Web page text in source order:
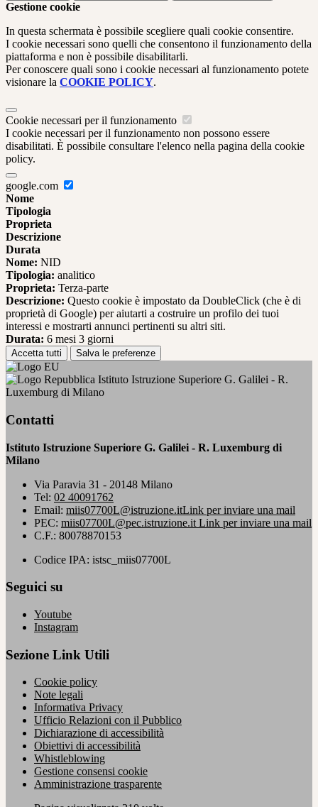
Gestione cookie
In questa schermata è possibile scegliere quali cookie consentire.
I cookie necessari sono quelli che consentono il funzionamento della
piattaforma e non è possibile disabilitarli.
Per conoscere quali sono i cookie necessari al funzionamento potete
visionare la COOKIE POLICY.
Cookie necessari per il funzionamento
I cookie necessari per il funzionamento non possono essere
disabilitati. È possibile consultare l'elenco nella pagina della cookie
policy.
google.com
Nome
Tipologia
Proprieta
Descrizione
Durata
Nome: NID
Tipologia: analitico
Proprieta: Terza-parte
Descrizione: Questo cookie è impostato da DoubleClick (che è di
proprietà di Google) per aiutarti a costruire un profilo dei tuoi
interessi e mostrarti annunci pertinenti su altri siti.
Durata: 6 mesi 3 giorni
Accetta tutti Salva le preferenze
Istituto Istruzione Superiore G. Galilei - R.
Luxemburg di Milano
Contatti
Istituto Istruzione Superiore G. Galilei - R. Luxemburg di
Milano
Via Paravia 31 - 20148 Milano
Tel: 02 40091762
Email: miis07700L@istruzione.itLink per inviare una mail
PEC: miis07700L@pec.istruzione.it Link per inviare una mail
C.F.: 80078870153
Codice IPA: istsc_miis07700L
Seguici su
Youtube
Instagram
Sezione Link Utili
Cookie policy
Note legali
Informativa Privacy
Ufficio Relazioni con il Pubblico
Dichiarazione di accessibilità
Obiettivi di accessibilità
Whistleblowing
Gestione consensi cookie
Amministrazione trasparente